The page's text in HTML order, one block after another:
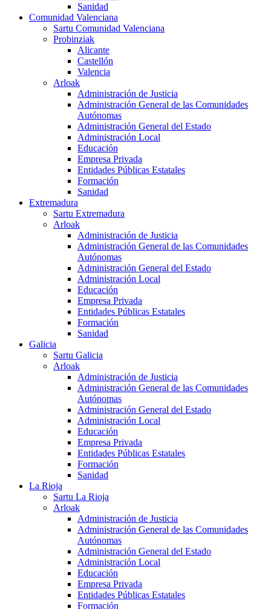
Sanidad
Comunidad Valenciana
Sartu Comunidad Valenciana
Probinziak
Alicante
Castellón
Valencia
Arloak
Administración de Justicia
Administración General de las Comunidades
Autónomas
Administración General del Estado
Administración Local
Educación
Empresa Privada
Entidades Públicas Estatales
Formación
Sanidad
Extremadura
Sartu Extremadura
Arloak
Administración de Justicia
Administración General de las Comunidades
Autónomas
Administración General del Estado
Administración Local
Educación
Empresa Privada
Entidades Públicas Estatales
Formación
Sanidad
Galicia
Sartu Galicia
Arloak
Administración de Justicia
Administración General de las Comunidades
Autónomas
Administración General del Estado
Administración Local
Educación
Empresa Privada
Entidades Públicas Estatales
Formación
Sanidad
La Rioja
Sartu La Rioja
Arloak
Administración de Justicia
Administración General de las Comunidades
Autónomas
Administración General del Estado
Administración Local
Educación
Empresa Privada
Entidades Públicas Estatales
Formación